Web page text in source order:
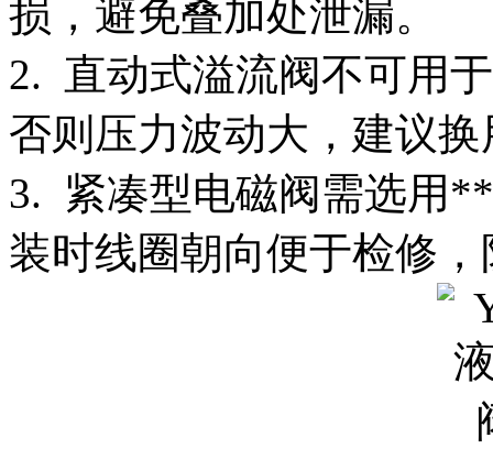
损，避免叠加处泄漏。
2. 直动式溢流阀不可用
否则压力波动大，建议
3. 紧凑型电磁阀需选用
装时线圈朝向便于检修